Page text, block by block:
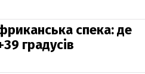
спека: де
градусів